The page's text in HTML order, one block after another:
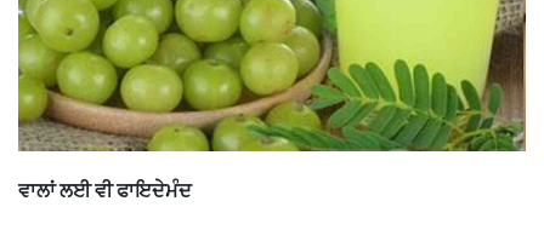
ਵਾਲਾਂ ਲਈ ਵੀ ਫਾਇਦੇਮੰਦ